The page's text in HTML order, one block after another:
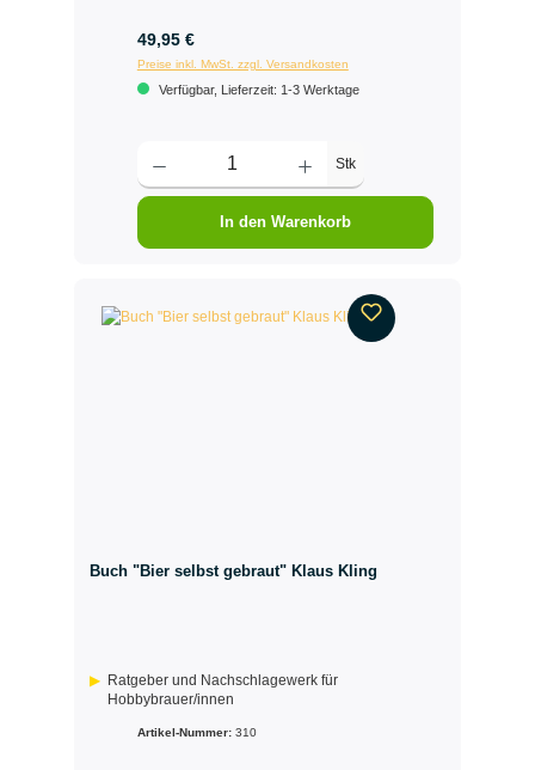
49,95 €
Preise inkl. MwSt. zzgl. Versandkosten
Verfügbar, Lieferzeit: 1-3 Werktage
Stk
In den Warenkorb
Buch "Bier selbst gebraut" Klaus Kling
Ratgeber und Nachschlagewerk für
Hobbybrauer/innen
Artikel-Nummer: 310